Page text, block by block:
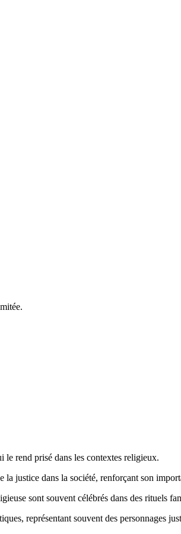
le rend prisé dans les contextes religieux.
justice dans la société, renforçant son
sont souvent célébrés dans des rituels
représentant souvent des personnages